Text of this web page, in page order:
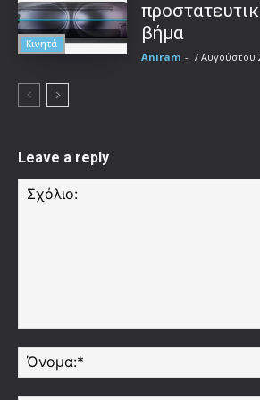
Κινητά
βήμα
Aniram - 7 Αυγούστου
Leave a reply